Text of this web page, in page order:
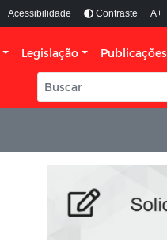
Acessibilidade Contraste A+
Legislação Publicações